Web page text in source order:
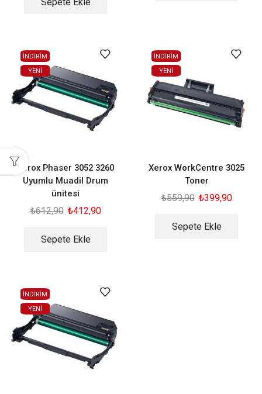
İNDİRİM
YENI
Xerox Phaser 3052 3260
Uyumlu Muadil Drum
ünitesi
₺612,90 ₺412,90
Sepete Ekle
İNDİRİM
YENI
Xerox WorkCentre 3025
Toner
₺559,90 ₺399,90
Sepete Ekle
İNDİRİM
YENI